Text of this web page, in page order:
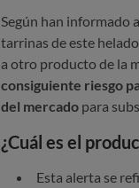
Según han informado
tarrinas de este
a otro producto de la
consiguiente riesgo
del mercadopara
¿Cuál es el
Esta alerta se